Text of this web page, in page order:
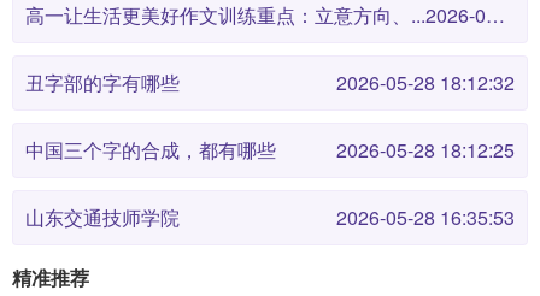
高一让生活更美好作文训练重点：立意方向、... 2026-05-28 18:12:38
丑字部的字有哪些 2026-05-28 18:12:32
中国三个字的合成，都有哪些 2026-05-28 18:12:25
山东交通技师学院 2026-05-28 16:35:53
精准推荐